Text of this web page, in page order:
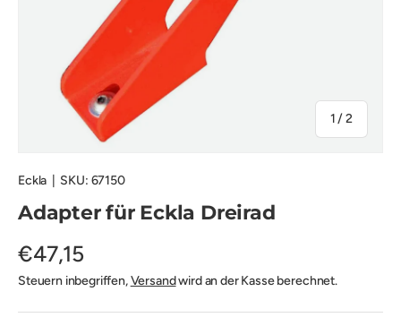
1 /von
2
Eckla SKU: 67150
Adapter für Eckla Dreirad
€47,15
Steuern inbegriffen,Versandwird an der Kasse berechnet.